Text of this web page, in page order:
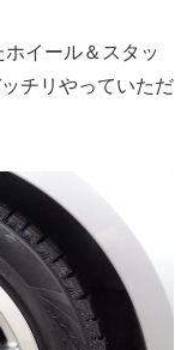
イール＆スタッ
チリやっていただ